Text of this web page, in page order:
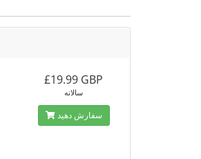
£19.99 GBP
سالانه
سفارش دهید